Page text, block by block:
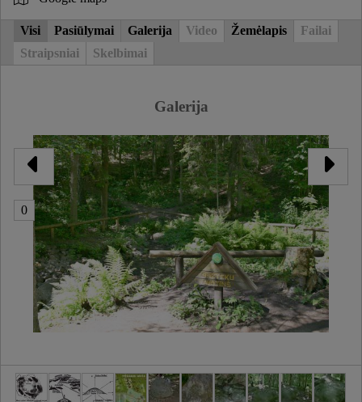
Visi Pasiūlymai Galerija Video Žemėlapis
Failai
Straipsniai
Skelbimai
Galerija
0